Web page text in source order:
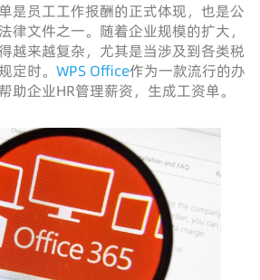
是员工工作报酬的正式体现，也是公
律文件之一。随着企业规模的扩大，
越来越复杂，尤其是当涉及到各类税
定时。 WPS Office作为一款流行的办
助企业HR管理薪资，生成工资单。